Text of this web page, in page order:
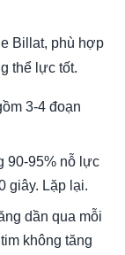
Billat, phù hợp
thể lực tốt.
3-4 đoạn
90-95% nỗ lực
giây. Lặp lại.
dần qua mỗi
không tăng